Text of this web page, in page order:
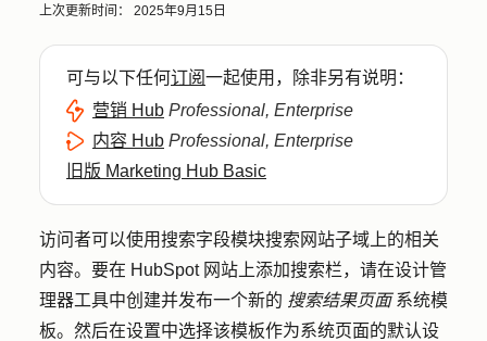
上次更新时间： 2025年9月15日
可与以下任何订阅一起使用，除非另有说明：
营销 Hub Professional, Enterprise
内容 Hub Professional, Enterprise
旧版 Marketing Hub Basic
访问者可以使用搜索字段模块搜索网站子域上的相关
内容。要在 HubSpot 网站上添加搜索栏，请在设计管
理器工具中创建并发布一个新的 搜索结果页面系统模
板。然后在设置中选择该模板作为系统页面的默认设